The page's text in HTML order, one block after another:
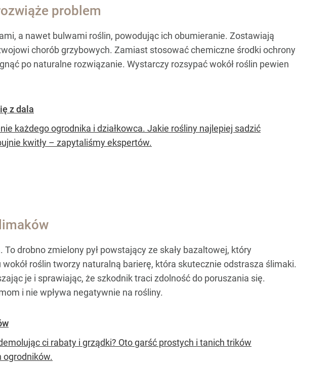
problem
a nawet bulwami roślin, powodując ich obumieranie. Zostawiają
chorób grzybowych. Zamiast stosować chemiczne środki ochrony
po naturalne rozwiązanie. Wystarczy rozsypać wokół roślin pewien
z dala
każdego ogrodnika i działkowca. Jakie rośliny najlepiej sadzić
kwitły – zapytaliśmy ekspertów.
drobno zmielony pył powstający ze skały bazaltowej, który
roślin tworzy naturalną barierę, która skutecznie odstrasza ślimaki.
je i sprawiając, że szkodnik traci zdolność do poruszania się.
i nie wpływa negatywnie na rośliny.
ci rabaty i grządki? Oto garść prostych i tanich trików
ogrodników.